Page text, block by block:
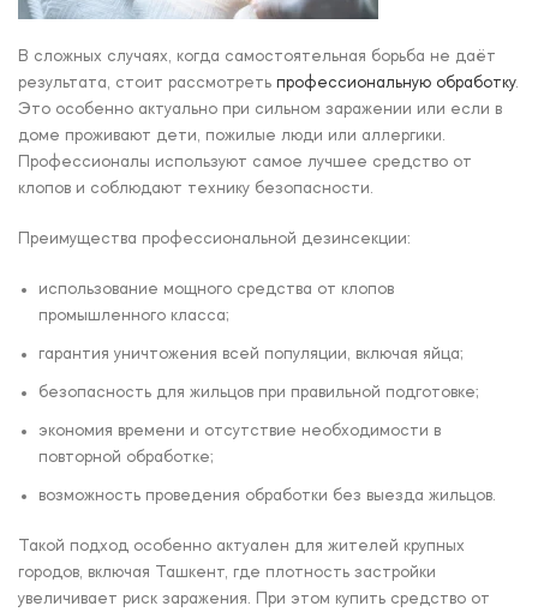
В сложных случаях, когда самостоятельная борьба не даёт
результата, стоит рассмотреть профессиональную обработку.
Это особенно актуально при сильном заражении или если в
доме проживают дети, пожилые люди или аллергики.
Профессионалы используют самое лучшее средство от
клопов и соблюдают технику безопасности.
Преимущества профессиональной дезинсекции:
использование мощного средства от клопов
промышленного класса;
гарантия уничтожения всей популяции, включая яйца;
безопасность для жильцов при правильной подготовке;
экономия времени и отсутствие необходимости в
повторной обработке;
возможность проведения обработки без выезда жильцов.
Такой подход особенно актуален для жителей крупных
городов, включая Ташкент, где плотность застройки
увеличивает риск заражения. При этом купить средство от